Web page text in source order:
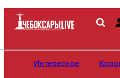
Интересное